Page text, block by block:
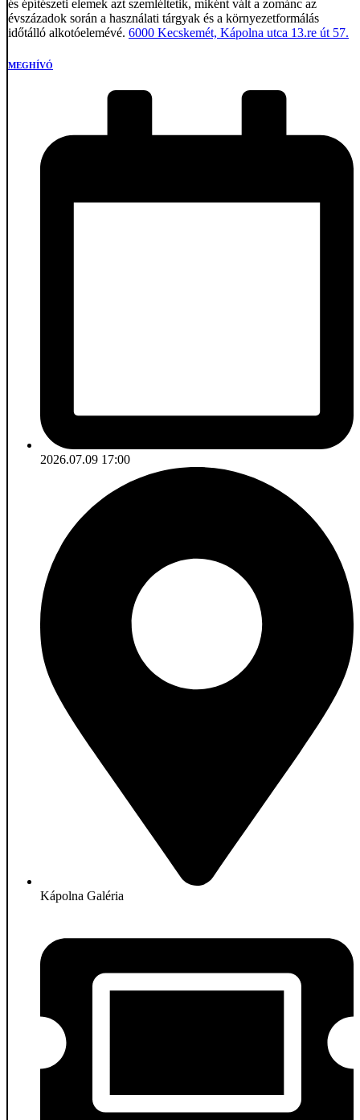
és építészeti elemek azt szemléltetik, miként vált a zománc az
évszázadok során a használati tárgyak és a környezetformálás
időtálló alkotóelemévé. 6000 Kecskemét, Kápolna utca 13.re út 57.
MEGHÍVÓ
2026.07.09 17:00
Kápolna Galéria